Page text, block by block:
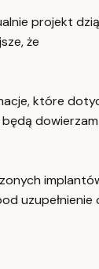
projekt
że
które